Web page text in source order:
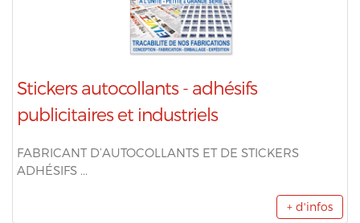
Stickers autocollants - adhésifs
publicitaires et industriels
FABRICANT D’AUTOCOLLANTS ET DE STICKERS
ADHÉSIFS ...
+ d'infos